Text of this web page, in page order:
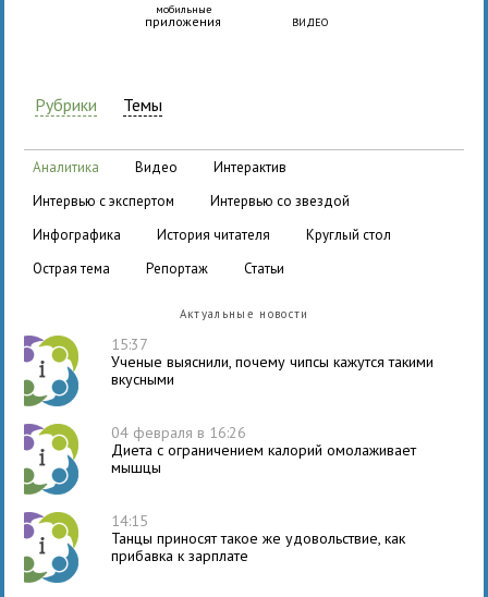
мобильные
приложения ВИДЕО
Рубрики Темы
аналитика видео
интерактив
интервью с экспертом
интервью со звездой
инфографика
история читателя
круглый стол
острая тема
репортаж статьи
Актуальные новости
15:37
Ученые выяснили, почему чипсы кажутся такими
вкусными
04 февраля в 16:26
Диета с ограничением калорий омолаживает
мышцы
14:15
Танцы приносят такое же удовольствие, как
прибавка к зарплате